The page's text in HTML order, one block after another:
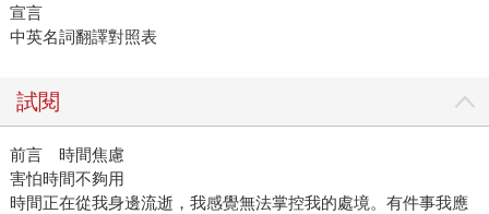
宣言
中英名詞翻譯對照表
試閱
前言 時間焦慮
害怕時間不夠用
時間正在從我身邊流逝，我感覺無法掌控我的處境。有件事我應